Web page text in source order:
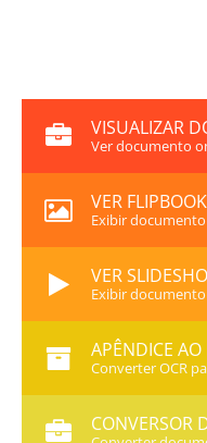
VISUALIZAR
Ver documento
VER FLIPBOOK
Exibir
VER
Exibir
APÊNDICE
Converter OCR
CONVERSOR